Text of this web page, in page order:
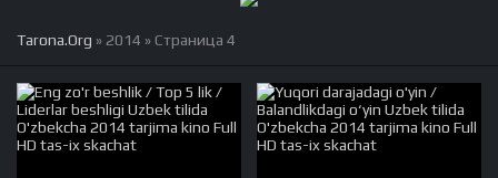
Tarona.Org » 2014 » Страница 4